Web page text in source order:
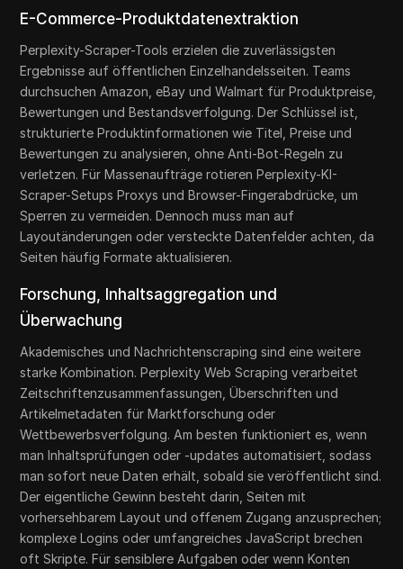
E-Commerce-Produktdatenextraktion
Perplexity-Scraper-Tools erzielen die zuverlässigsten
Ergebnisse auf öffentlichen Einzelhandelsseiten. Teams
durchsuchen Amazon, eBay und Walmart für Produktpreise,
Bewertungen und Bestandsverfolgung. Der Schlüssel ist,
strukturierte Produktinformationen wie Titel, Preise und
Bewertungen zu analysieren, ohne Anti-Bot-Regeln zu
verletzen. Für Massenaufträge rotieren Perplexity-KI-
Scraper-Setups Proxys und Browser-Fingerabdrücke, um
Sperren zu vermeiden. Dennoch muss man auf
Layoutänderungen oder versteckte Datenfelder achten, da
Seiten häufig Formate aktualisieren.
Forschung, Inhaltsaggregation und
Überwachung
Akademisches und Nachrichtenscraping sind eine weitere
starke Kombination. Perplexity Web Scraping verarbeitet
Zeitschriftenzusammenfassungen, Überschriften und
Artikelmetadaten für Marktforschung oder
Wettbewerbsverfolgung. Am besten funktioniert es, wenn
man Inhaltsprüfungen oder -updates automatisiert, sodass
man sofort neue Daten erhält, sobald sie veröffentlicht sind.
Der eigentliche Gewinn besteht darin, Seiten mit
vorhersehbarem Layout und offenem Zugang anzusprechen;
komplexe Logins oder umfangreiches JavaScript brechen
oft Skripte. Für sensiblere Aufgaben oder wenn Konten